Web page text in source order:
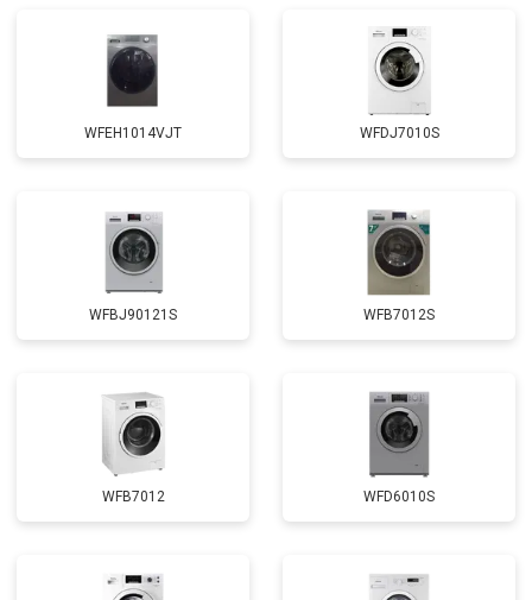
Замена подшипников от 2800 ₽ Заказать
Замена мотора от 3800 ₽ Заказать
от 2200 ₽ Заказать
Замена ТЭН от 2300 ₽ Заказать
Замена блока управления от 3600 ₽ Заказать
Замена прессостата от 3350 ₽ Заказать
Замена сливного насоса от 3450 ₽
Замена сливного шланга от 2100 ₽ Заказать
Замена УБЛ от 2100 ₽
WFEH1014VJT WFDJ7010S
WFBJ90121S WFB7012S
WFB7012 WFD6010S